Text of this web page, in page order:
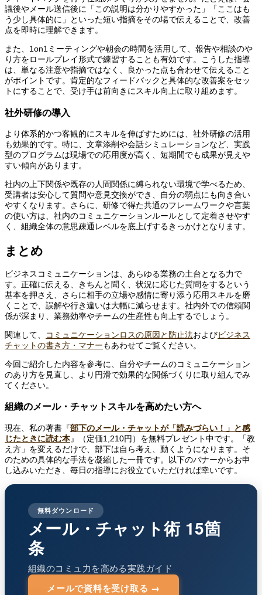
議後やメール送信後に「この説明は分かりやすかった」「ここはも
う少し具体的に」といった短い指摘をその場で伝えることで、改善
点を即時に理解できます。
また、1on1ミーティングや朝会の時間を活用して、報告や相談のや
り方をロールプレイ形式で練習することも有効です。こうした指導
は、単なる注意や指摘ではなく、良かった点も合わせて伝えること
がポイントです。肯定的なフィードバックと具体的な改善案をセッ
トにすることで、受け手は前向きにスキル向上に取り組めます。
社外研修の導入
より体系的かつ客観的にスキルを伸ばすためには、社外研修の活用
も効果的です。特に、文章添削や会話シミュレーションなど、実践
型のプログラムは現場での応用度が高く、短期間でも成果が見えや
すい傾向があります。
社内の上下関係や既存の人間関係に縛られない環境で学べるため、
受講者は安心して質問や意見交換ができ、自分の弱点にも向き合い
やすくなります。さらに、研修で得た共通のフレームワークや言葉
の使い方は、社内のコミュニケーションルールとして定着させやす
く、組織全体の意思疎通レベルを底上げするきっかけとなります。
まとめ
ビジネスコミュニケーションは、あらゆる業務の土台となる力で
す。正確に伝える、きちんと聞く、状況に応じた質問をするという
基本を押さえ、さらに相手の立場や感情に寄り添う応用スキルを磨
くことで、誤解や行き違いは大幅に減らせます。社内外での信頼関
係が深まり、業務効率やチームの生産性も向上するでしょう。
関連して、
コミュニケーションロスの原因と防止法およびビジネス
チャットの書き方・マナーもあわせてご覧ください。
今回ご紹介した内容を参考に、自分やチームのコミュニケーション
のあり方を見直し、より円滑で効果的な関係づくりに取り組んでみ
てください。
組織のメール・チャットスキルを高めたい方へ
現在、私の著書『部下のメール・チャットが「読みづらい！」と感
じたときに読む本』（定価1,210円）を無料プレゼント中です。「教
え方」を変えるだけで、部下は自ら考え、動くようになります。そ
のための具体的な手法を凝縮した一冊です。以下のバナーからお申
し込みいただき、毎日の指導にお役立ていただければ幸いです。
無料ダウンロード
メール・チャット術 15箇
条
組織のコミュ力を高める実践ガイド
メールで資料を受け取る →